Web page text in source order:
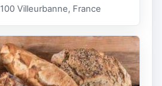
Villeurbanne, France